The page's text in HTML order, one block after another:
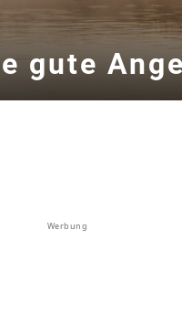
gute
Werbung